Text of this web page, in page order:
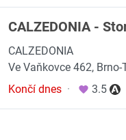
CALZEDONIA -
CALZEDONIA
Ve Vaňkovce 462, Brno-
Končí dnes · 3.5